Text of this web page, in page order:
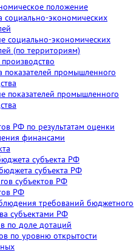
положение
социально-экономических
социально-экономических
(по территориям)
показателей промышленного
показателей промышленного
РФ по результатам оценки
финансами
субъекта РФ
субъекта РФ
субъектов РФ
РФ
требований бюджетного
субъектами РФ
по доле дотаций
по уровню открытости